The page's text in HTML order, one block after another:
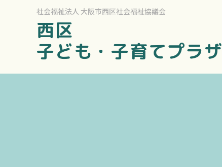
社会福祉法人 大阪市西区社会福祉協議会
西区
子ども・子育てプラザ